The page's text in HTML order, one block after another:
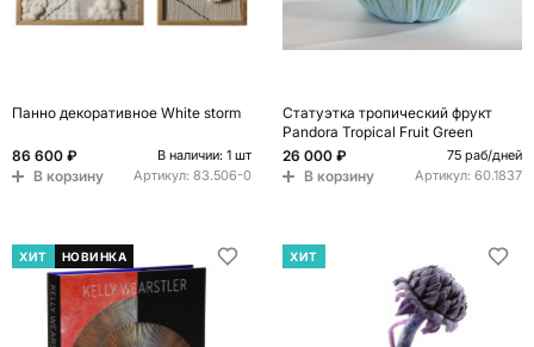
Панно декоративное White storm
86 600 ₽ В наличии: 1 шт
В корзину Артикул: 83.506-0
Статуэтка тропический фрукт
Pandora Tropical Fruit Green
26 000 ₽
75 раб/дней
В корзину Артикул: 60.1837
ХИТ НОВИНКА ХИТ